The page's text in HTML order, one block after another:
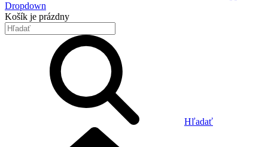
Dropdown
Košík je prázdny
Hľadať